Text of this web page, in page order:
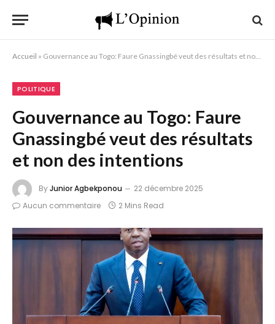
Accueil » Gouvernance au Togo: Faure Gnassingbé veut des résultats et non des intentions
POLITIQUE
Gouvernance au Togo: Faure
Gnassingbé veut des résultats
et non des intentions
ByJunior Agbekponou
22 décembre 2025
Aucun commentaire
2 Mins Read